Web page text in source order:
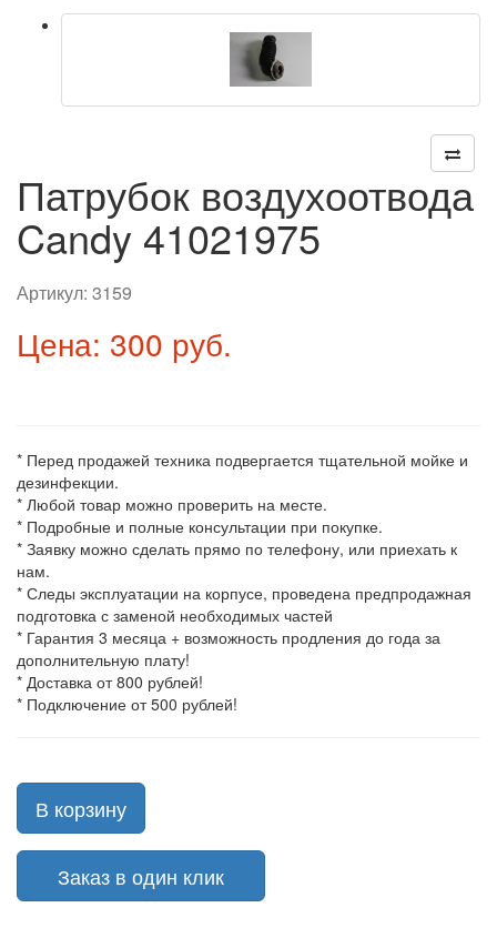
Патрубок воздухоотвода
Candy 41021975
Артикул: 3159
Цена: 300 руб.
* Перед продажей техника подвергается тщательной мойке и
дезинфекции.
* Любой товар можно проверить на месте.
* Подробные и полные консультации при покупке.
* Заявку можно сделать прямо по телефону, или приехать к
нам.
* Следы эксплуатации на корпусе, проведена предпродажная
подготовка с заменой необходимых частей
* Гарантия 3 месяца + возможность продления до года за
дополнительную плату!
* Доставка от 800 рублей!
* Подключение от 500 рублей!
В корзину
Заказ в один клик